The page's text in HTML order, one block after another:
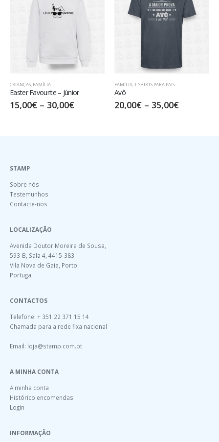
FAMÍLIA, T-SHIRTS PARA PAIS
Avô
20,00€ –35,00€
FAMÍLIA
Afilhada de Madrinha Linda
17,50€ –32,50€
STAMP
Sobre nós
Testemunhos
Contacte-nos
LOCALIZAÇÃO
Avenida Doutor Moreira de Sousa,
593-B, Sala 4, 4415-383
Vila Nova de Gaia, Porto
Portugal
CONTACTOS
Telefone: + 351 22 371 15 14
Chamada para a rede fixa nacional
Email: loja@stamp.com.pt
A MINHA CONTA
A minha conta
Histórico encomendas
Login
INFORMAÇÃO